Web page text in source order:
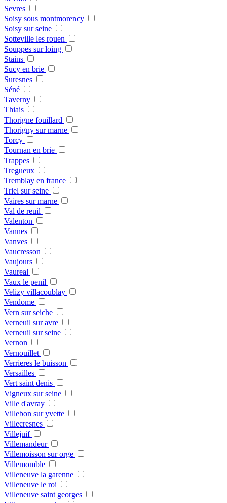
Sevres
Soisy sous montmorency
Soisy sur seine
Sotteville les rouen
Souppes sur loing
Stains
Sucy en brie
Suresnes
Séné
Taverny
Thiais
Thorigne fouillard
Thorigny sur marne
Torcy
Tournan en brie
Trappes
Tregueux
Tremblay en france
Triel sur seine
Vaires sur marne
Val de reuil
Valenton
Vannes
Vanves
Vaucresson
Vaujours
Vaureal
Vaux le penil
Velizy villacoublay
Vendome
Vern sur seiche
Verneuil sur avre
Verneuil sur seine
Vernon
Vernouillet
Verrieres le buisson
Versailles
Vert saint denis
Vigneux sur seine
Ville d'avray
Villebon sur yvette
Villecresnes
Villejuif
Villemandeur
Villemoisson sur orge
Villemomble
Villeneuve la garenne
Villeneuve le roi
Villeneuve saint georges